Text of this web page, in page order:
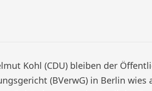
Kohl (CDU) bleiben der
(BVerwG) in Berlin wies